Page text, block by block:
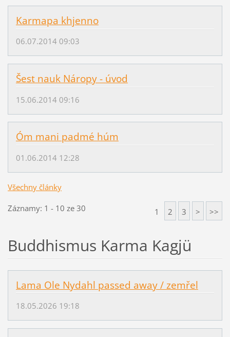
Karmapa khjenno
06.07.2014 09:03
Šest nauk Náropy - úvod
15.06.2014 09:16
Óm mani padmé húm
01.06.2014 12:28
Všechny články
Záznamy: 1 - 10 ze 30 1 2 3 > >>
Buddhismus Karma Kagjü
Lama Ole Nydahl passed away / zemřel
18.05.2026 19:18